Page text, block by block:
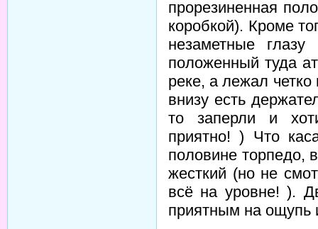
прорезиненная
коробкой). Кроме
незаметные
положенный туда
реке, а лежал
внизу есть
то заперли и
приятно! ) Что
половине торпедо,
жесткий (но не
всё на уровне! ).
приятным на ощупь